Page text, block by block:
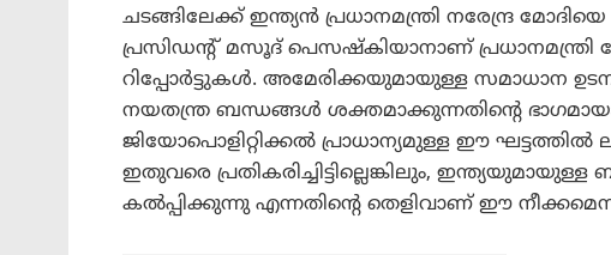
ചടങ്ങിലേക്ക് ഇന്ത്യൻ പ്രധാനമന്ത്രി നരേന്ദ്ര
പ്രസിഡന്റ് മസൂദ് പെസഷ്കിയാനാണ് പ്രധാനമന്ത്രി
റിപ്പോർട്ടുകൾ. അമേരിക്കയുമായുള്ള സമാധാന
നയതന്ത്ര ബന്ധങ്ങൾ ശക്തമാക്കുന്നതിന്റെ
ജിയോപൊളിറ്റിക്കൽ പ്രാധാന്യമുള്ള ഈ ഘട്ടത്തിൽ
ഇതുവരെ പ്രതികരിച്ചിട്ടില്ലെങ്കിലും,
കൽപ്പിക്കുന്നു എന്നതിന്റെ തെളിവാണ് ഈ